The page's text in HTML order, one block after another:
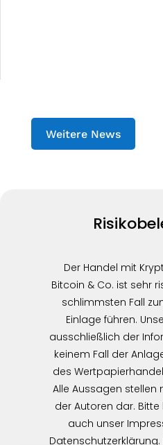
Weitere News
Der Handel mit
Bitcoin & Co. ist sehr
schlimmsten Fall
Einlage führen.
ausschließlich der
keinem Fall der
des
Alle Aussagen stellen
der Autoren dar. Bitte
auch unser